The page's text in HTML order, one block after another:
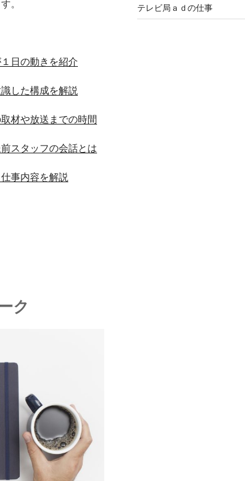
。
日の動きを紹介
した構成を解説
材や放送までの時間
スタッフの会話とは
事内容を解説
ク
テレビ局ａｄの仕事